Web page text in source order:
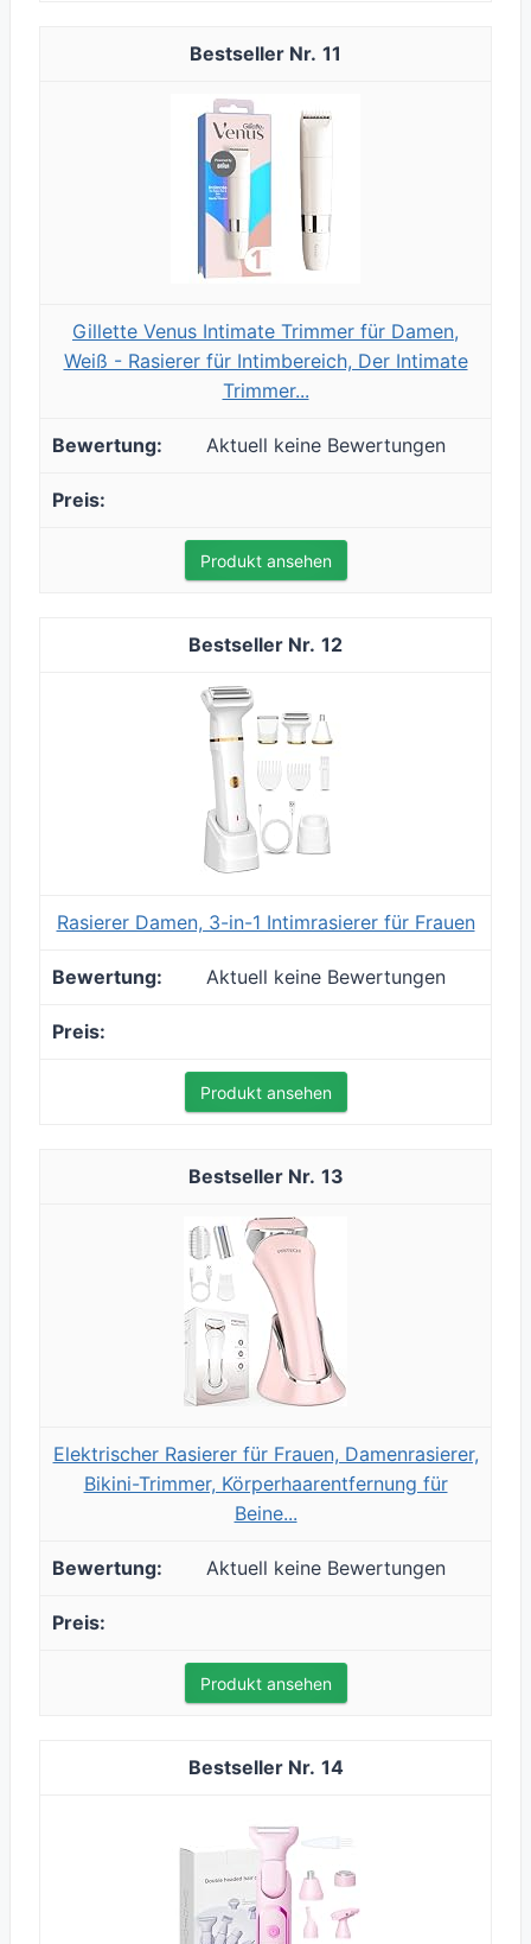
11
Gillette Venus Intimate Trimmer für Damen,
Weiß - Rasierer für Intimbereich, Der Intimate
Trimmer...
Aktuell keine Bewertungen
Produkt ansehen
12
Rasierer Damen, 3-in-1 Intimrasierer für Frauen
Aktuell keine Bewertungen
Produkt ansehen
13
Elektrischer Rasierer für Frauen, Damenrasierer,
Bikini-Trimmer, Körperhaarentfernung für
Beine...
Aktuell keine Bewertungen
Produkt ansehen
14